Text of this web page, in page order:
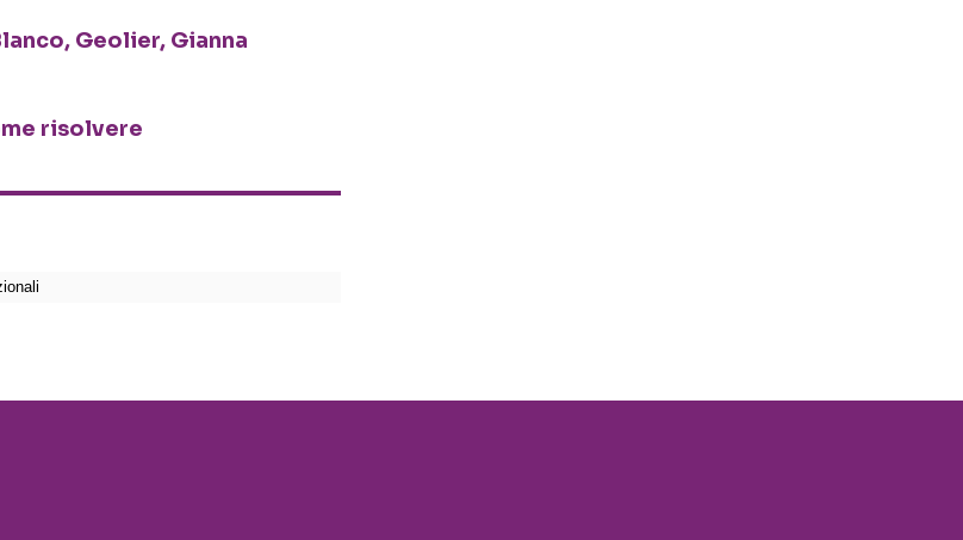
Geolier, Gianna
risolvere